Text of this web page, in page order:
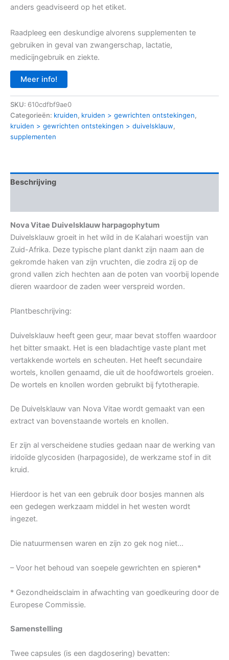
anders geadviseerd op het etiket.
Raadpleeg een deskundige alvorens supplementen te
gebruiken in geval van zwangerschap, lactatie,
medicijngebruik en ziekte.
Meer info!
SKU: 610cdfbf9ae0
Categorieën: kruiden, kruiden > gewrichten ontstekingen,
kruiden > gewrichten ontstekingen > duivelsklauw,
supplementen
Beschrijving
Nova Vitae Duivelsklauw harpagophytum
Duivelsklauw groeit in het wild in de Kalahari woestijn van
Zuid-Afrika. Deze typische plant dankt zijn naam aan de
gekromde haken van zijn vruchten, die zodra zij op de
grond vallen zich hechten aan de poten van voorbij lopende
dieren waardoor de zaden weer verspreid worden.
Plantbeschrijving:
Duivelsklauw heeft geen geur, maar bevat stoffen waardoor
het bitter smaakt. Het is een bladachtige vaste plant met
vertakkende wortels en scheuten. Het heeft secundaire
wortels, knollen genaamd, die uit de hoofdwortels groeien.
De wortels en knollen worden gebruikt bij fytotherapie.
De Duivelsklauw van Nova Vitae wordt gemaakt van een
extract van bovenstaande wortels en knollen.
Er zijn al verscheidene studies gedaan naar de werking van
iridoïde glycosiden (harpagoside), de werkzame stof in dit
kruid.
Hierdoor is het van een gebruik door bosjes mannen als
een gedegen werkzaam middel in het westen wordt
ingezet.
Die natuurmensen waren en zijn zo gek nog niet…
– Voor het behoud van soepele gewrichten en spieren*
* Gezondheidsclaim in afwachting van goedkeuring door de
Europese Commissie.
Samenstelling
Twee capsules (is een dagdosering) bevatten: